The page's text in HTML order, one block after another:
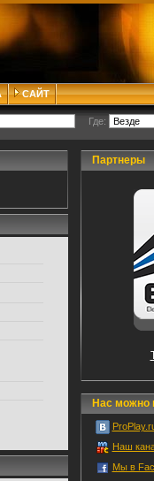
САЙТ
Где:
Партнеры
Нас можно
Наш
Мы в